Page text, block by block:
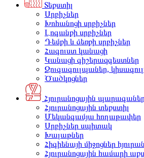
Տեքստիլ
Սրբիչներ
Խոհանոցի սրբիչներ
Լոգանքի սրբիչներ
Դեմքի և ձեռքի սրբիչներ
Հագուստ կանացի
Կանացի գիշերազգեստներ
Զուգագուլպաներ,
Ծածկոցներ
Հյուրանոցային պարագաներ
Հյուրանոցային տեքստիլ
Մեկանգամյա հողաթափեր
Սրբիչներ սպիտակ
Խալաթներ
Հիգիենայի միջոցներ
Հյուրանոցային համարի